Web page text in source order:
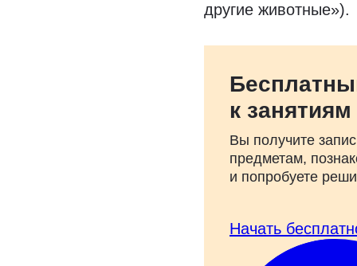
другие животные»).
к
Вы получите
предметам,
и попробуете
Начать